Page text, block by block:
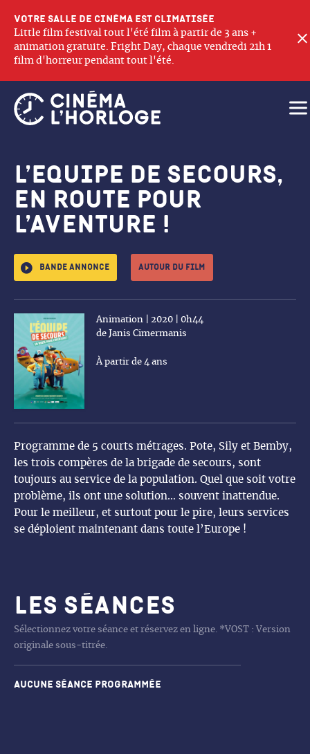
Votre salle de cinéma est climatisée
Little film festival tout l'été film à partir de 3 ans +
animation gratuite. Fright Day, chaque vendredi 21h 1
film d'horreur pendant tout l'été.
L’Equipe de secours,
en route pour
l’aventure !
Bande annonce Autour du film
Programme de 5 courts métrages. Pote, Sily et Bemby,
les trois compères de la brigade de secours, sont
toujours au service de la population. Quel que soit votre
problème, ils ont une solution… souvent inattendue.
Pour le meilleur, et surtout pour le pire, leurs services
se déploient maintenant dans toute l’Europe !
Animation | 2020 | 0h44
de Janis Cimermanis
À partir de 4 ans
Les séances
Sélectionnez votre séance et réservez en ligne. *VOST : Version
originale sous-titrée.
Aucune séance programmée